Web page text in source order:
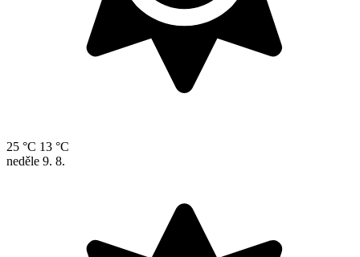
25 °C 13 °C
neděle 9. 8.